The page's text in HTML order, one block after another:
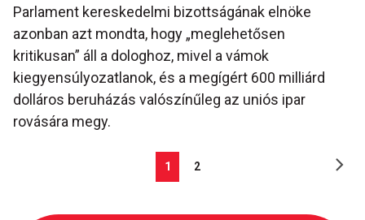
Parlament kereskedelmi bizottságának elnöke
azonban azt mondta, hogy „meglehetősen
kritikusan” áll a dologhoz, mivel a vámok
kiegyensúlyozatlanok, és a megígért 600 milliárd
dolláros beruházás valószínűleg az uniós ipar
rovására megy.
1 2